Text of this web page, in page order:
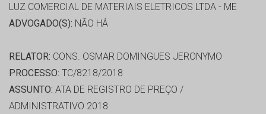
LUZ COMERCIAL DE MATERIAIS ELETRICOS LTDA - ME
ADVOGADO(S): NÃO HÁ
RELATOR: CONS. OSMAR DOMINGUES JERONYMO
PROCESSO: TC/8218/2018
ASSUNTO: ATA DE REGISTRO DE PREÇO /
ADMINISTRATIVO 2018